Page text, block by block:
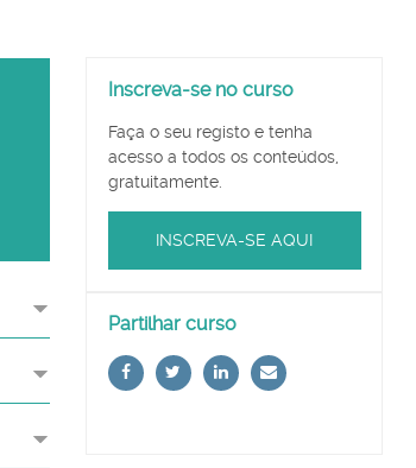
Inscreva-
curso
Inscreva-se no curso
Faça o seu registo e tenha
acesso a todos os conteúdos,
gratuitamente.
INSCREVA-SE AQUI
Partilhar
curso
Partilhar curso